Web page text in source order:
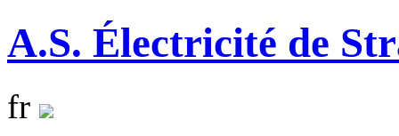
A.S. Électricité de
fr